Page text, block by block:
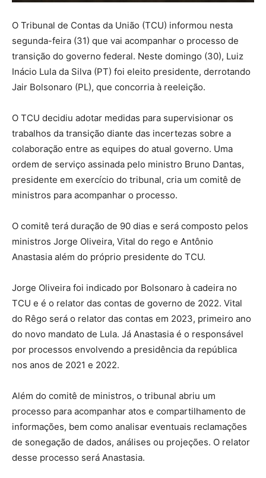
O Tribunal de Contas da União (TCU) informou nesta
segunda-feira (31) que vai acompanhar o processo de
transição do governo federal. Neste domingo (30), Luiz
Inácio Lula da Silva (PT) foi eleito presidente, derrotando
Jair Bolsonaro (PL), que concorria à reeleição.
O TCU decidiu adotar medidas para supervisionar os
trabalhos da transição diante das incertezas sobre a
colaboração entre as equipes do atual governo. Uma
ordem de serviço assinada pelo ministro Bruno Dantas,
presidente em exercício do tribunal, cria um comitê de
ministros para acompanhar o processo.
O comitê terá duração de 90 dias e será composto pelos
ministros Jorge Oliveira, Vital do rego e Antônio
Anastasia além do próprio presidente do TCU.
Jorge Oliveira foi indicado por Bolsonaro à cadeira no
TCU e é o relator das contas de governo de 2022. Vital
do Rêgo será o relator das contas em 2023, primeiro ano
do novo mandato de Lula. Já Anastasia é o responsável
por processos envolvendo a presidência da república
nos anos de 2021 e 2022.
Além do comitê de ministros, o tribunal abriu um
processo para acompanhar atos e compartilhamento de
informações, bem como analisar eventuais reclamações
de sonegação de dados, análises ou projeções. O relator
desse processo será Anastasia.